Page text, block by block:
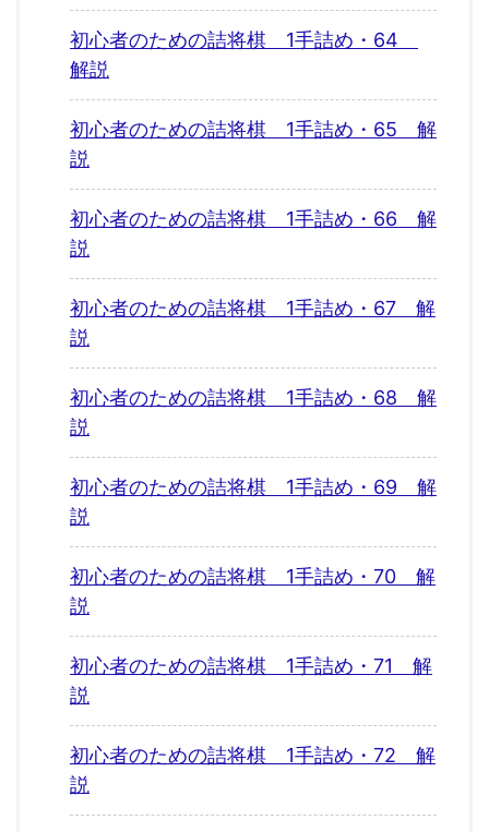
初心者のための詰将棋 1手詰め・64
解説
初心者のための詰将棋 1手詰め・65 解
説
初心者のための詰将棋 1手詰め・66 解
説
初心者のための詰将棋 1手詰め・67 解
説
初心者のための詰将棋 1手詰め・68 解
説
初心者のための詰将棋 1手詰め・69 解
説
初心者のための詰将棋 1手詰め・70 解
説
初心者のための詰将棋 1手詰め・71 解
説
初心者のための詰将棋 1手詰め・72 解
説